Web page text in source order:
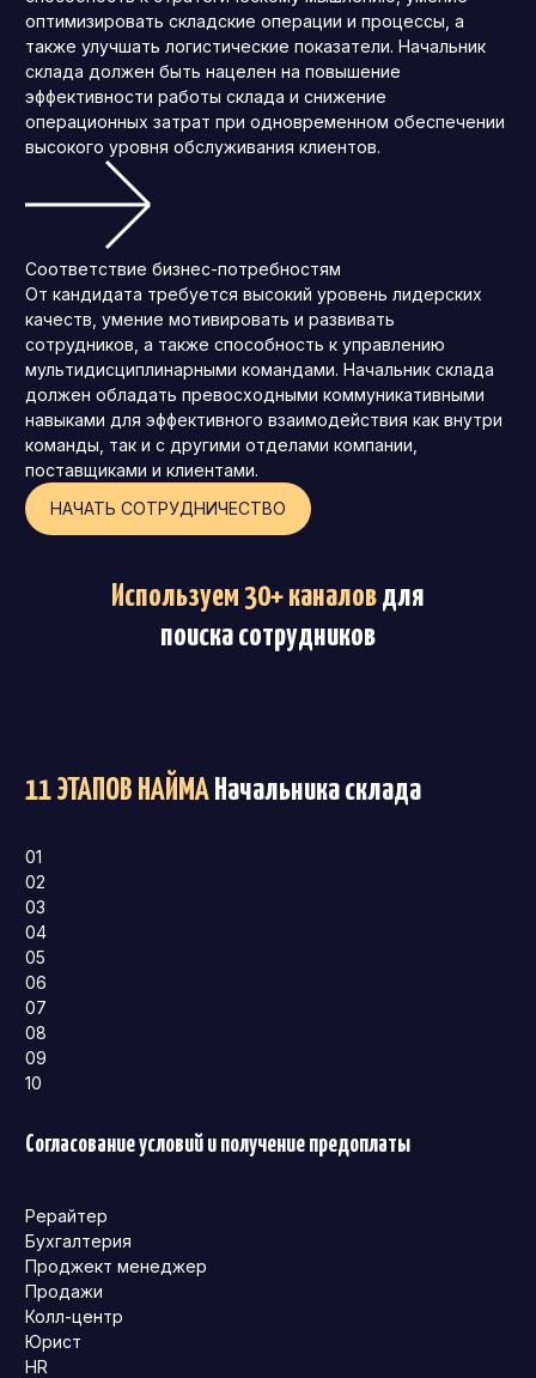
оптимизировать складские операции и процессы, а
также улучшать логистические показатели. Начальник
склада должен быть нацелен на повышение
эффективности работы склада и снижение
операционных затрат при одновременном обеспечении
высокого уровня обслуживания клиентов.
Соответствие бизнес-потребностям
От кандидата требуется высокий уровень лидерских
качеств, умение мотивировать и развивать
сотрудников, а также способность к управлению
мультидисциплинарными командами. Начальник склада
должен обладать превосходными коммуникативными
навыками для эффективного взаимодействия как внутри
команды, так и с другими отделами компании,
поставщиками и клиентами.
НАЧАТЬ СОТРУДНИЧЕСТВО
Используем 30+ каналовдля
поиска сотрудников
11 ЭТАПОВ НАЙМА Начальника склада
01
02
03
04
05
06
07
08
09
10
Согласование условий и получение предоплаты
Рерайтер
Бухгалтерия
Проджект менеджер
Продажи
Колл-центр
Юрист
HR